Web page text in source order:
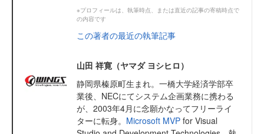
※プロフィールは、執筆時点、または直近の記事の寄稿時点で
の内容です
この著者の最近の執筆記事
山田 祥寛（ヤマダ ヨシヒロ）
静岡県榛原町生まれ。一橋大学経済学部卒
業後、NECにてシステム企画業務に携わる
が、2003年4月に念願かなってフリーライ
ターに転身。 Microsoft MVP for Visual